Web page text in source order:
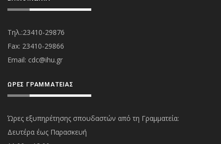
Τηλ.:23410-29876
Fax: 23410-29866
Εmail: cdc@ihu.gr
ΏΡΕΣ ΓΡΑΜΜΑΤΕΊΑΣ
Ώρες εξυπηρέτησης σπουδαστών από τη Γραμματεία:
Δευτέρα έως Παρασκευή